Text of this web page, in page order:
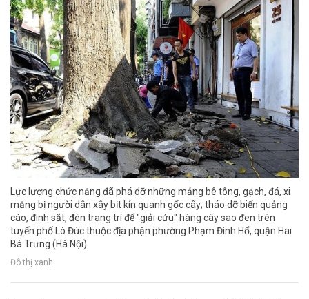
Lực lượng chức năng đã phá dỡ những mảng bê tông, gạch, đá, xi
măng bị người dân xây bịt kín quanh gốc cây; tháo dỡ biển quảng
cáo, đinh sắt, đèn trang trí để "giải cứu" hàng cây sao đen trên
tuyến phố Lò Đúc thuộc địa phận phường Phạm Đình Hổ, quận Hai
Bà Trưng (Hà Nội).
Đô thị xanh